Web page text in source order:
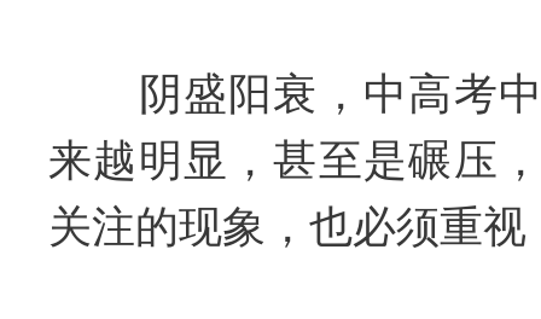
阴盛阳衰，中高考中
来越明显，甚至是碾压
关注的现象，也必须重视